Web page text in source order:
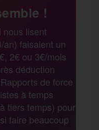
s
a
g
e
m
!
nous lisent
an) faisaient un
2€ ou 3€/mois
déduction
de force
à temps
tiers temps) pour
faire beaucoup